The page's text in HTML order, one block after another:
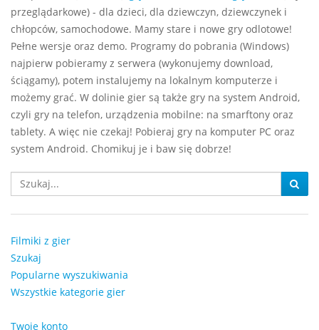
przeglądarkowe) - dla dzieci, dla dziewczyn, dziewczynek i
chłopców, samochodowe. Mamy stare i nowe gry odlotowe!
Pełne wersje oraz demo. Programy do pobrania (Windows)
najpierw pobieramy z serwera (wykonujemy download,
ściągamy), potem instalujemy na lokalnym komputerze i
możemy grać. W dolinie gier są także gry na system Android,
czyli gry na telefon, urządzenia mobilne: na smarftony oraz
tablety. A więc nie czekaj! Pobieraj gry na komputer PC oraz
system Android. Chomikuj je i baw się dobrze!
Filmiki z gier
Szukaj
Popularne wyszukiwania
Wszystkie kategorie gier
Twoje konto